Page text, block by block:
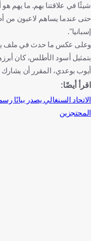
شيئًا في علاقتنا بهم. ما يهم هو
حتى عندما يساهم لاعبون من
إسبانيا".
وعلى عكس ما حدث في ملف
بتمثيل أسود الأطلس، كان
أيوب بوعدي، المقرر أن يشارك
اقرأ أيضًا:
الاتحاد السنغالي يصدر بيانًا
المحتجزين